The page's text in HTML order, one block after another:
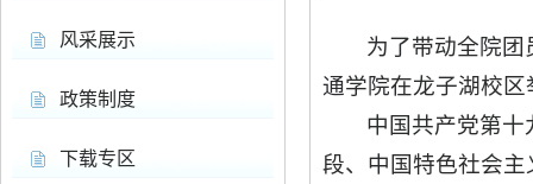
风采展示
政策制度
下载专区
为了带动全院团
通学院在龙子湖校区
中国共产党第
段、中国特色社会